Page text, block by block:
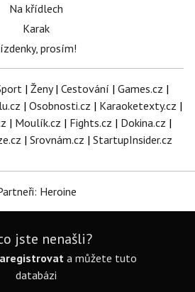
Na křídlech
Karak
prosím!
| Ženy| Cestování | Games.cz |
| Osobnosti.cz | Karaoketexty.cz |
| Moulík.cz | Fights.cz | Dokina.cz |
| Srovnám.cz | StartupInsider.cz
Heroine
jste nenašli?
a můžete tuto
databázi